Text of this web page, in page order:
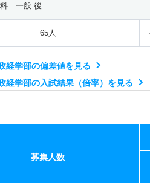
科 一般 後
65人
経学部の偏差値を見る
経学部の入試結果（倍率）を見る
募集人数